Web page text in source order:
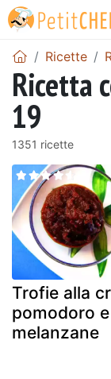
Ricette
Ricetta
19
1351 ricette
Trofie alla
pomodoro e
melanzane